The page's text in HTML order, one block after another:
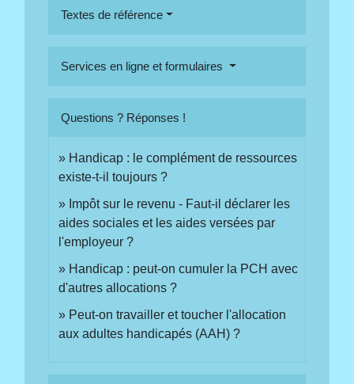
Textes de référence
Services en ligne et formulaires
Questions ? Réponses !
Handicap : le complément de ressources
existe-t-il toujours ?
Impôt sur le revenu - Faut-il déclarer les
aides sociales et les aides versées par
l'employeur ?
Handicap : peut-on cumuler la PCH avec
d'autres allocations ?
Peut-on travailler et toucher l'allocation
aux adultes handicapés (AAH) ?